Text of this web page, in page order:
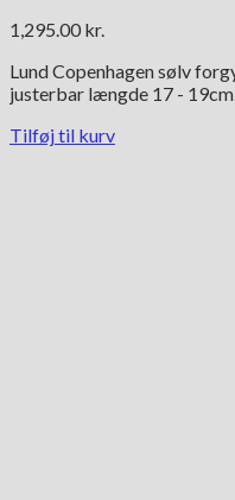
1,295.00 kr.
Lund Copenhagen sølv
justerbar længde 17 -
Tilføj til kurv